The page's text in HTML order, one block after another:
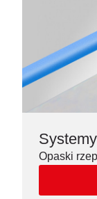
Opaski